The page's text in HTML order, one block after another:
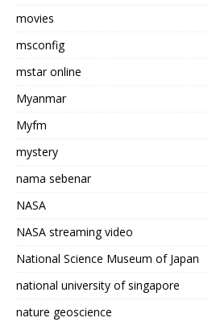
movies
msconfig
mstar online
Myanmar
Myfm
mystery
nama sebenar
NASA
NASA streaming video
National Science Museum of Japan
national university of singapore
nature geoscience